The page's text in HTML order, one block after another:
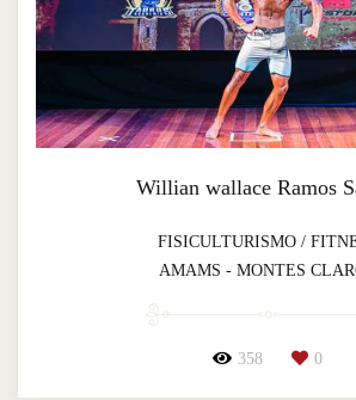
Willian wallace Ramos
FISICULTURISMO /
AMAMS - MONTES
358 0